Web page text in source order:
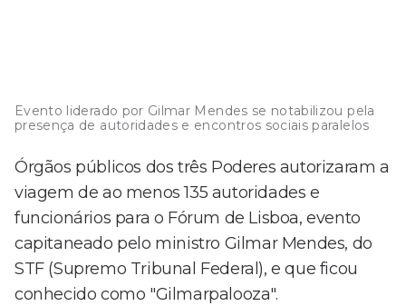
Evento liderado por Gilmar Mendes se notabilizou pela
presença de autoridades e encontros sociais paralelos
Órgãos públicos dos três Poderes autorizaram a
viagem de ao menos 135 autoridades e
funcionários para o Fórum de Lisboa, evento
capitaneado pelo ministro Gilmar Mendes, do
STF (Supremo Tribunal Federal), e que ficou
conhecido como "Gilmarpalooza".